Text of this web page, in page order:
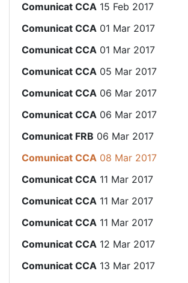
Comunicat CCA 15 Feb 2017
Comunicat CCA 01 Mar 2017
Comunicat CCA 01 Mar 2017
Comunicat CCA 05 Mar 2017
Comunicat CCA 06 Mar 2017
Comunicat CCA 06 Mar 2017
Comunicat FRB 06 Mar 2017
Comunicat CCA 08 Mar 2017
Comunicat CCA 11 Mar 2017
Comunicat CCA 11 Mar 2017
Comunicat CCA 11 Mar 2017
Comunicat CCA 12 Mar 2017
Comunicat CCA 13 Mar 2017